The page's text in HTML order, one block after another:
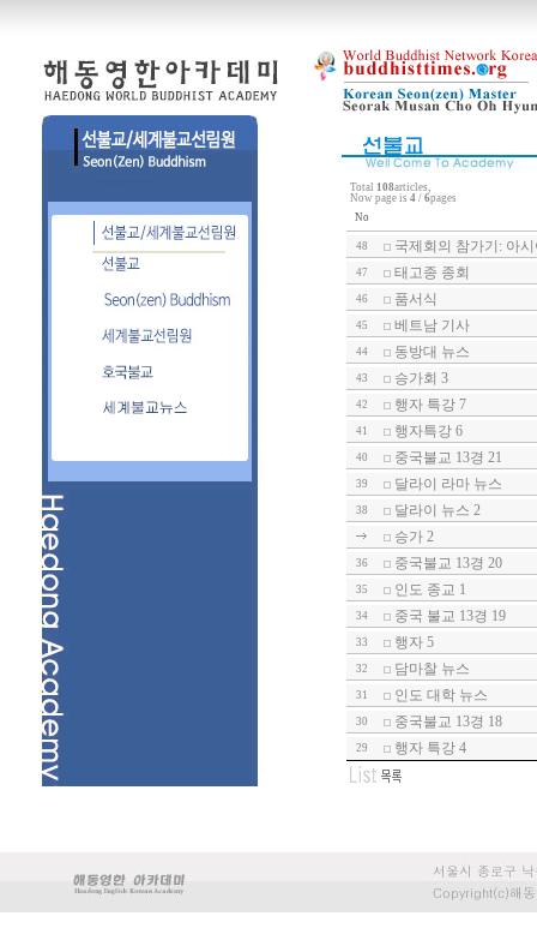
Total 108articles,
Now page is 4 / 6pages
No
48 국제회의 참가기: 아
47 태고종 종회
46 품서식
45 베트남 기사
44 동방대 뉴스
43 승가회 3
42 행자 특강 7
41 행자특강 6
40 중국불교 13경 21
39 달라이 라마 뉴스
38
달라이 뉴스 2
승가 2
36 중국불교 13경 20
35 인도 종교 1
34 중국 불교 13경 19
33 행자 5
32 담마찰 뉴스
31 인도 대학 뉴스
30 중국불교 13경 18
29 행자 특강 4